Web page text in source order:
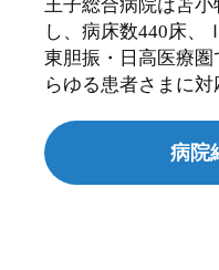
王子総合病院は苫
し、病床数440床、
東胆振・日高医療
らゆる患者さまに対
病院